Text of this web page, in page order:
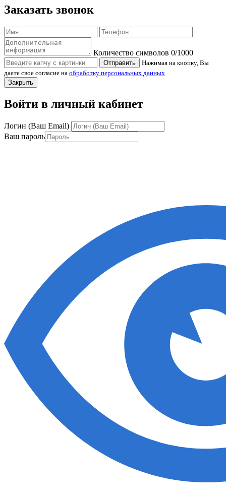
Заказать звонок
Количество символов 0/1000
Отправить
Нажимая на кнопку, Вы
даете свое согласие на обработку персональных данных
Закрыть
Войти в личный кабинет
Логин (Ваш Email)
Ваш пароль